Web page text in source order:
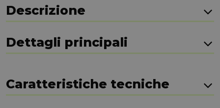
Descrizione
Dettagli principali
Caratteristiche tecniche